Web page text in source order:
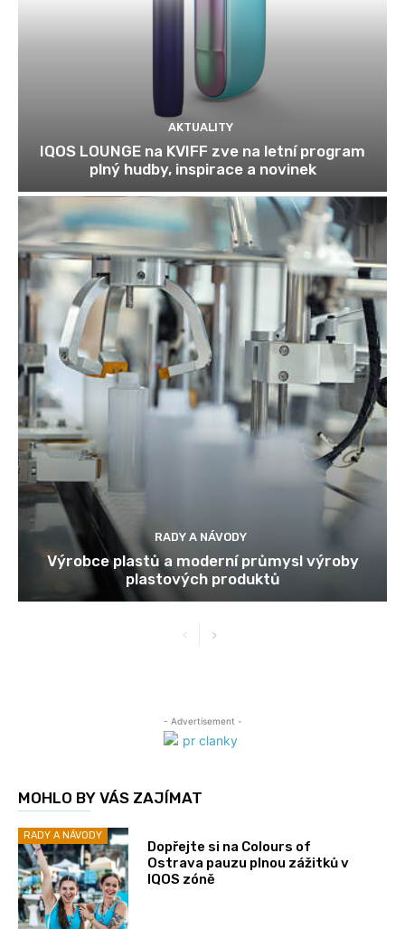
AKTUALITY
IQOS LOUNGE na KVIFF zve na letní program
plný hudby, inspirace a novinek
RADY A NÁVODY
Výrobce plastů a moderní průmysl výroby
plastových produktů
- Advertisement -
MOHLO BY VÁS ZAJÍMAT
RADY A NÁVODY
Dopřejte si na Colours of
Ostrava pauzu plnou zážitků v
IQOS zóně